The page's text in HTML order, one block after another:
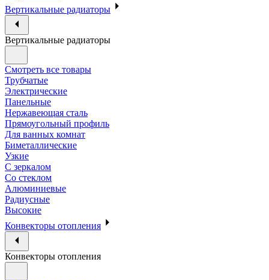
Вертикальные радиаторы
Вертикальные радиаторы
Смотреть все товары
Трубчатые
Электрические
Панельные
Нержавеющая сталь
Прямоугольный профиль
Для ванных комнат
Биметаллические
Узкие
С зеркалом
Со стеклом
Алюминиевые
Радиусные
Высокие
Конвекторы отопления
Конвекторы отопления